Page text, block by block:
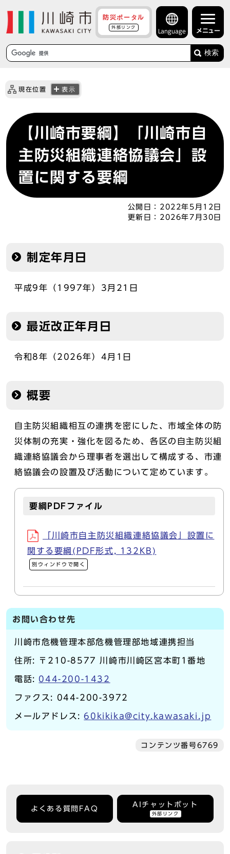
防災ポータル
外部リンク
Language メニュー
検索
現在位置 表示
【川崎市要綱】「川崎市自
主防災組織連絡協議会」設
置に関する要綱
公開日： 2022年5月12日
更新日： 2026年7月30日
制定年月日
平成9年（1997年）3月21日
最近改正年月日
令和8年（2026年）4月1日
概要
自主防災組織相互の連携を密にした、市域全体の防
災体制の充実・強化を図るため、各区の自主防災組
織連絡協議会から理事者を選出して構成する、市連
絡協議会の設置及び活動について定めています。
要綱PDFファイル
「川崎市自主防災組織連絡協議会」設置に
関する要綱(PDF形式, 132KB)
別ウィンドウで開く
お問い合わせ先
川崎市危機管理本部危機管理部地域連携担当
住所: 〒210-8577 川崎市川崎区宮本町1番地
電話: 044-200-1432
ファクス: 044-200-3972
メールアドレス:60kikika@city.kawasaki.jp
コンテンツ番号6769
よくある質問FAQ
AIチャットボット
外部リンク